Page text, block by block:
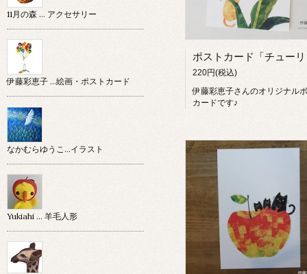
220円(税込)
伊藤彩恵子さんのオリジナル
カードです♪
11月の森 … アクセサリー
伊藤彩恵子 …絵画・ポストカード
なかむらゆうこ…イラスト
Yukiahi … 羊毛人形